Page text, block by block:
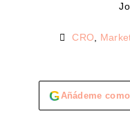
CRO
GAñádeme